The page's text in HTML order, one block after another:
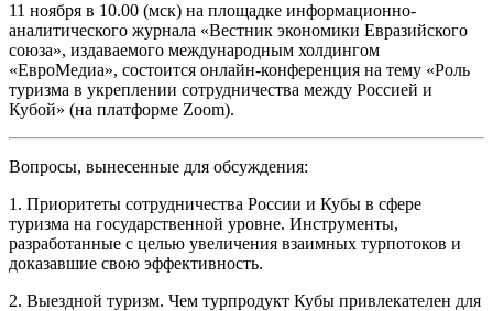
11 ноября в 10.00 (мск) на площадке информационно-
аналитического журнала «Вестник экономики Евразийского
союза», издаваемого международным холдингом
«ЕвроМедиа», состоится онлайн-конференция на тему «Роль
туризма в укреплении сотрудничества между Россией и
Кубой» (на платформе Zoom).
Вопросы, вынесенные для обсуждения:
1. Приоритеты сотрудничества России и Кубы в сфере
туризма на государственной уровне. Инструменты,
разработанные с целью увеличения взаимных турпотоков и
доказавшие свою эффективность.
2. Выездной туризм. Чем турпродукт Кубы привлекателен для